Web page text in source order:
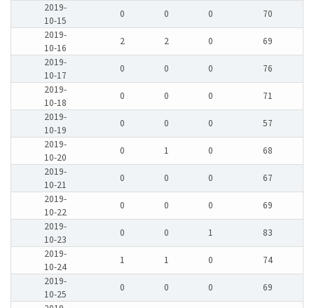
2019-
10-15
0 0 0
70
2019-
10-16
2 2 0
69
2019-
10-17
0 0 0
76
2019-
10-18
0 0 0
71
2019-
10-19
0 0 0
57
2019-
10-20
0 1 0
68
2019-
10-21
0 0 0
67
2019-
10-22
0 0 0
69
2019-
10-23
0 0 1
83
2019-
10-24
1 1 0
74
2019-
10-25
0 0 0
69